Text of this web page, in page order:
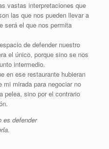
vastas interpretaciones que
las que nos pueden llevar a
será el que nos permita
de defender nuestro
el único, porque sino se nos
intermedio.
en ese restaurante hubieran
mi mirada para negociar no
pelea, sino por el contrario
es defender